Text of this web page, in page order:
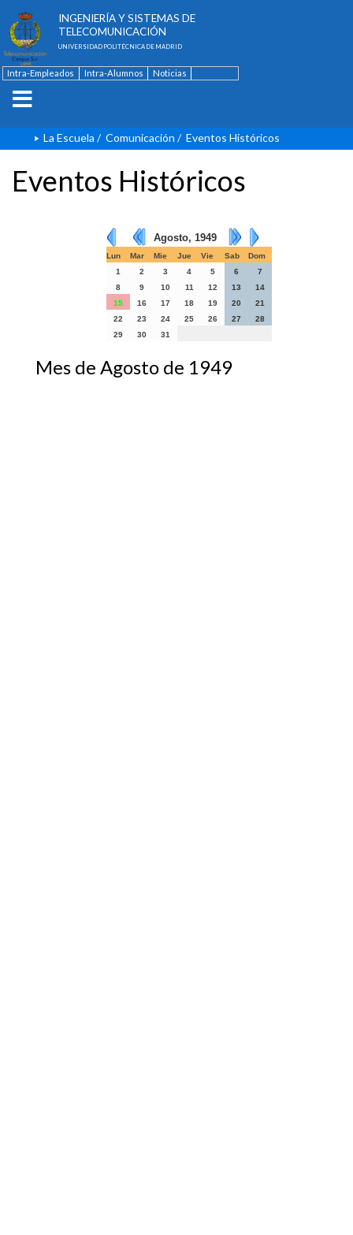
INGENIERÍA Y SISTEMAS DE
TELECOMUNICACIÓN
UNIVERSIDAD POLITÉCNICA DE MADRID
Intra-Empleados Intra-Alumnos
Noticias
La Escuela / Comunicación / Eventos Históricos
Eventos Históricos
Agosto, 1949
Lun Mar Mie Jue Vie Sab
Dom
1
2 3 4 5 6
7
8
9 10 11 12 13
14
15
16 17 18 19 20
21
22
23 24 25 26 27
28
29
30 31
Mes de Agosto de 1949